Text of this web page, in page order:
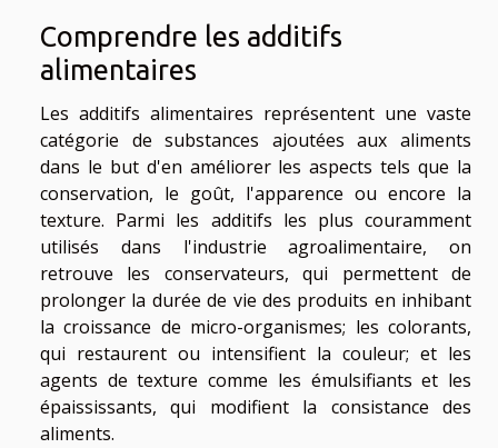
Comprendre les additifs
alimentaires
Les additifs alimentaires représentent une vaste
catégorie de substances ajoutées aux aliments
dans le but d'en améliorer les aspects tels que la
conservation, le goût, l'apparence ou encore la
texture. Parmi les additifs les plus couramment
utilisés dans l'industrie agroalimentaire, on
retrouve les conservateurs, qui permettent de
prolonger la durée de vie des produits en inhibant
la croissance de micro-organismes; les colorants,
qui restaurent ou intensifient la couleur; et les
agents de texture comme les émulsifiants et les
épaississants, qui modifient la consistance des
aliments.